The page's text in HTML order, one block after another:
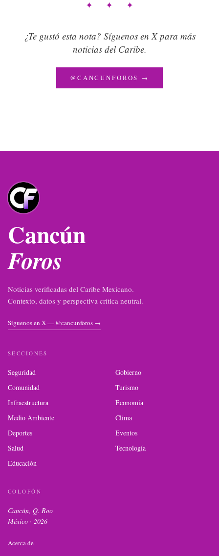
✦ ✦ ✦
¿Te gustó esta nota? Síguenos en X para más
noticias del Caribe.
@CANCUNFOROS →
Cancún
Foros
Noticias verificadas del Caribe Mexicano.
Contexto, datos y perspectiva crítica neutral.
Síguenos en X — @cancunforos →
SECCIONES
Seguridad
Gobierno
Comunidad
Turismo
Infraestructura
Economía
Medio Ambiente
Clima
Deportes
Eventos
Salud
Tecnología
Educación
COLOFÓN
Cancún, Q. Roo
México · 2026
Acerca de